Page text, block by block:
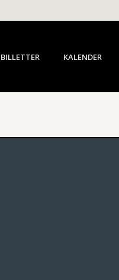
BILLETTER KALENDER